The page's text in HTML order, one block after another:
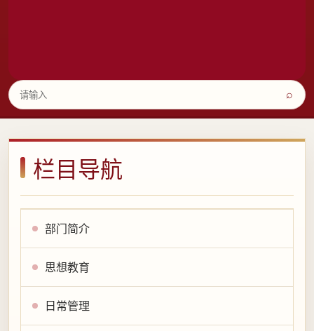
⌕
栏目导航
部门简介
思想教育
日常管理